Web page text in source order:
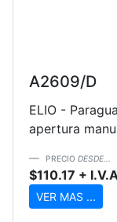
A2609/D
ELIO -
apertura
PRECIO DESDE...
$110.17 +
VER MAS ...